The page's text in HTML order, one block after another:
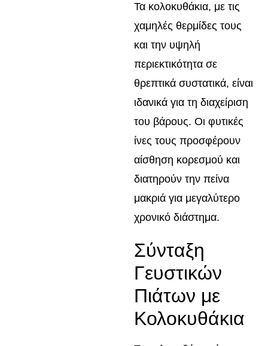
Τα κολοκυθάκια, με τις
χαμηλές θερμίδες τους
και την υψηλή
περιεκτικότητα σε
θρεπτικά συστατικά, είναι
ιδανικά για τη διαχείριση
του βάρους. Οι φυτικές
ίνες τους προσφέρουν
αίσθηση κορεσμού και
διατηρούν την πείνα
μακριά για μεγαλύτερο
χρονικό διάστημα.
Σύνταξη
Γευστικών
Πιάτων με
Κολοκυθάκια